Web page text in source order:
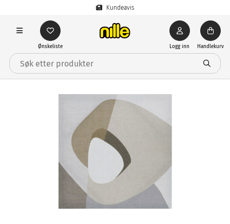
Kundeavis
Ønskeliste Logg inn Handlekurv